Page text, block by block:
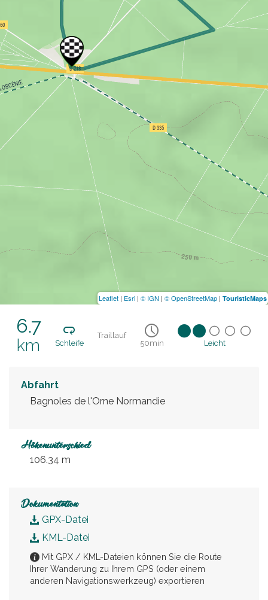
6.7
km Schleife
Traillauf
50min
Leicht
Abfahrt
Bagnoles de l'Orne Normandie
Höhenunterschied
106.34 m
Dokumentation
GPX-Datei
KML-Datei
Mit GPX / KML-Dateien können Sie die Route
Ihrer Wanderung zu Ihrem GPS (oder einem
anderen Navigationswerkzeug) exportieren
Leaflet | Esri | © IGN | © OpenStreetMap | TouristicMaps